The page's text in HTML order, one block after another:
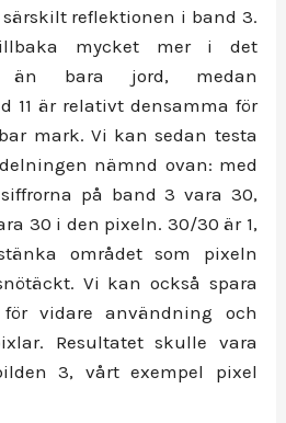
reflektionen i band 3.
mycket mer i det
än bara jord, medan
11 är relativt densamma för
mark. Vi kan sedan testa
nämnd ovan: med
på band 3 vara 30,
30 i den pixeln. 30/30 är 1,
området som pixeln
Vi kan också spara
vidare användning och
Resultatet skulle vara
3, vårt exempel pixel